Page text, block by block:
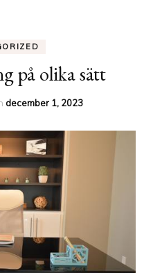
på olika sätt
december 1, 2023